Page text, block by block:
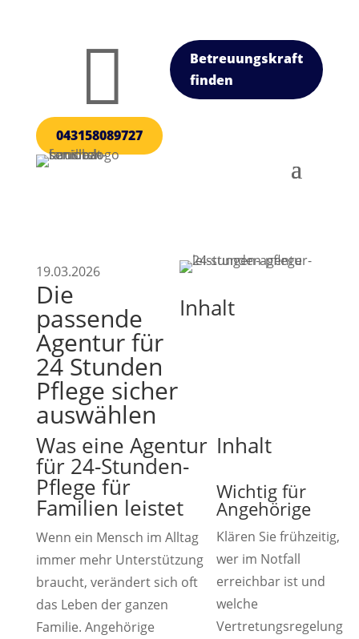

043158089727
Betreuungskraft
finden
19.03.2026
Die
passende
Agentur für
24 Stunden
Pflege sicher
auswählen
Inhalt
Was eine Agentur
für 24-Stunden-
Pflege für
Familien leistet
Wenn ein Mensch im Alltag
immer mehr Unterstützung
braucht, verändert sich oft
das Leben der ganzen
Familie. Angehörige
Inhalt
Wichtig für
Angehörige
Klären Sie frühzeitig,
wer im Notfall
erreichbar ist und
welche
Vertretungsregelung